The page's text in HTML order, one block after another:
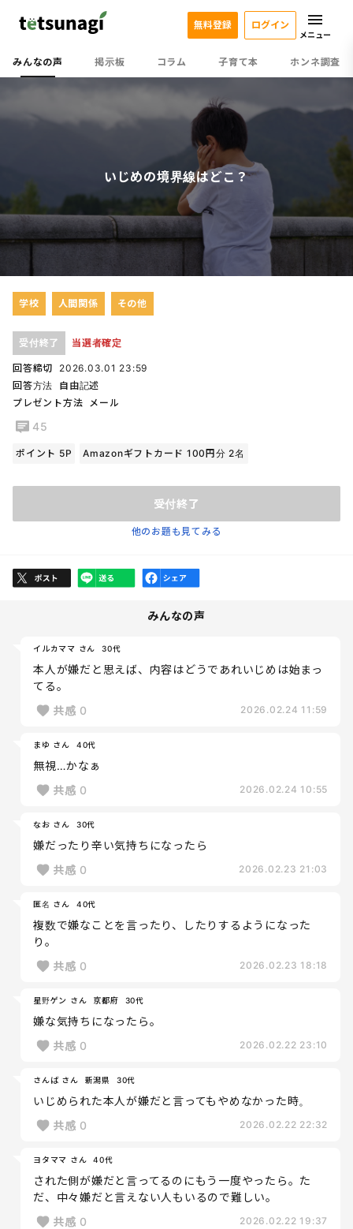
みんなの声 掲示板 コラム 子育て本 ホンネ調査
無料登録 ログイン
メニュー
いじめの境界線はどこ？
学校 人間関係 その他
受付終了 当選者確定
回答締切
2026.03.01 23:59
回答方法
自由記述
プレゼント方法
メール
45
ポイント 5P Amazonギフトカード 100円分 2名
受付終了
他のお題も見てみる
みんなの声
イルカママ さん 30代
本人が嫌だと思えば、内容はどうであれいじめは始まっ
てる。
共感 0 2026.02.24 11:59
まゆ さん 40代
無視…かなぁ
共感 0 2026.02.24 10:55
なお さん 30代
嫌だったり辛い気持ちになったら
共感 0 2026.02.23 21:03
匿名 さん 40代
複数で嫌なことを言ったり、したりするようになった
り。
共感 0 2026.02.23 18:18
星野ゲン さん 京都府 30代
嫌な気持ちになったら。
共感 0 2026.02.22 23:10
さんば さん 新潟県 30代
いじめられた本人が嫌だと言ってもやめなかった時。
共感 0 2026.02.22 22:32
ヨタママ さん 40代
された側が嫌だと言ってるのにもう一度やったら。た
だ、中々嫌だと言えない人もいるので難しい。
共感 0 2026.02.22 19:37